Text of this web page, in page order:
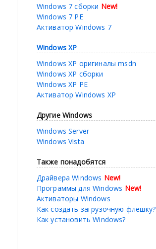
Windows 7 сборки New!
Windows 7 PE
Активатор Windows 7
Windows XP
Windows XP оригиналы msdn
Windows XP сборки
Windows XP PE
Активатор Windows XP
Другие Windows
Windows Server
Windows Vista
Также понадобятся
Драйвера Windows New!
Программы для Windows New!
Активаторы Windows
Как создать загрузочную флешку?
Как установить Windows?